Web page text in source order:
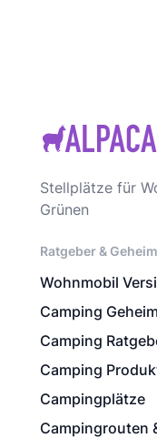
Stellplätze für
Grünen
Ratgeber &
Wohnmobil
Camping
Camping
Camping
Campingplätze
Campingrouten